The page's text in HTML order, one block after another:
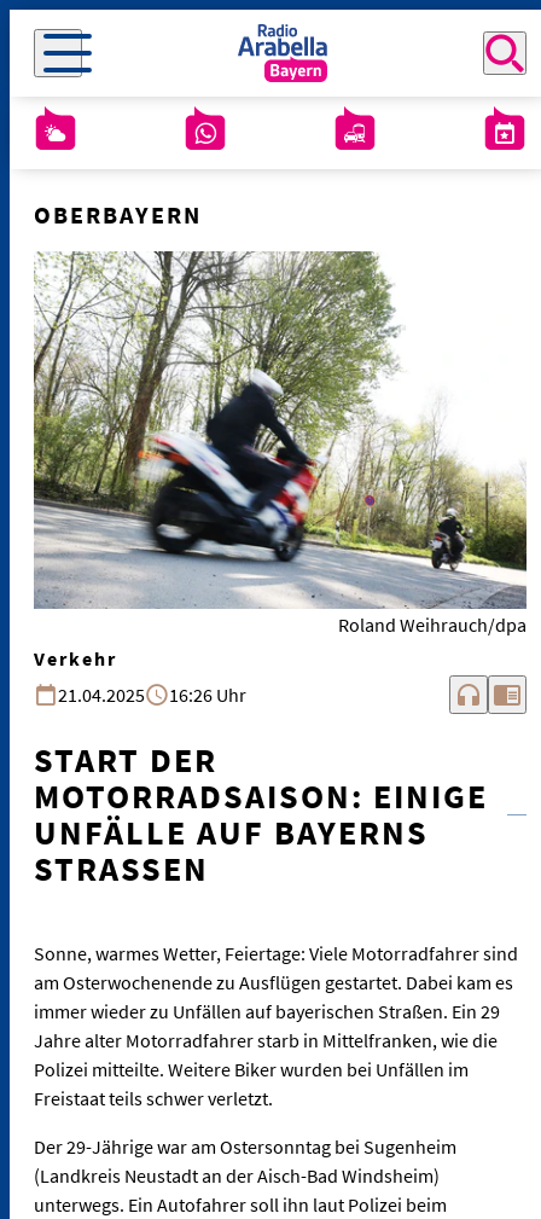
OBERBAYERN
Roland Weihrauch/dpa
Verkehr
21.04.2025
16:26 Uhr headphones chrome_reader_mode
START DER
MOTORRADSAISON: EINIGE
UNFÄLLE AUF BAYERNS
STRASSEN
Sonne, warmes Wetter, Feiertage: Viele Motorradfahrer sind
am Osterwochenende zu Ausflügen gestartet. Dabei kam es
immer wieder zu Unfällen auf bayerischen Straßen. Ein 29
Jahre alter Motorradfahrer starb in Mittelfranken, wie die
Polizei mitteilte. Weitere Biker wurden bei Unfällen im
Freistaat teils schwer verletzt.
Der 29-Jährige war am Ostersonntag bei Sugenheim
(Landkreis Neustadt an der Aisch-Bad Windsheim)
unterwegs. Ein Autofahrer soll ihn laut Polizei beim